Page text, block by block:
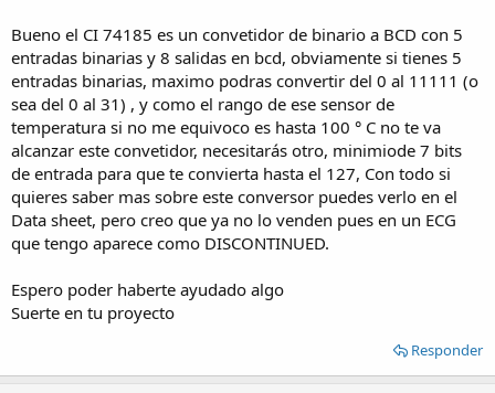
Bueno el CI 74185 es un convetidor de binario a BCD con 5
entradas binarias y 8 salidas en bcd, obviamente si tienes 5
entradas binarias, maximo podras convertir del 0 al 11111 (o
sea del 0 al 31) , y como el rango de ese sensor de
temperatura si no me equivoco es hasta 100 ° C no te va
alcanzar este convetidor, necesitarás otro, minimiode 7 bits
de entrada para que te convierta hasta el 127, Con todo si
quieres saber mas sobre este conversor puedes verlo en el
Data sheet, pero creo que ya no lo venden pues en un ECG
que tengo aparece como DISCONTINUED.
Espero poder haberte ayudado algo
Suerte en tu proyecto
Responder